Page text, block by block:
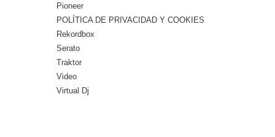
Pioneer
POLÍTICA DE PRIVACIDAD Y COOKIES
Rekordbox
Serato
Traktor
Video
Virtual Dj